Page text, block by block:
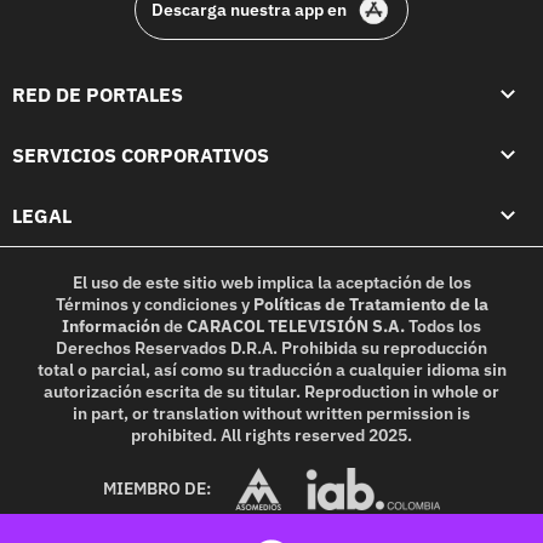
Descarga nuestra app en
RED DE PORTALES
SERVICIOS CORPORATIVOS
LEGAL
El uso de este sitio web implica la aceptación de los
Términos y condicionesy Políticas de Tratamiento de la
InformacióndeCARACOL TELEVISIÓN S.A.Todos los
Derechos Reservados D.R.A. Prohibida su reproducción
total o parcial, así como su traducción a cualquier idioma sin
autorización escrita de su titular. Reproduction in whole or
in part, or translation without written permission is
prohibited. All rights reserved 2025.
MIEMBRO DE: